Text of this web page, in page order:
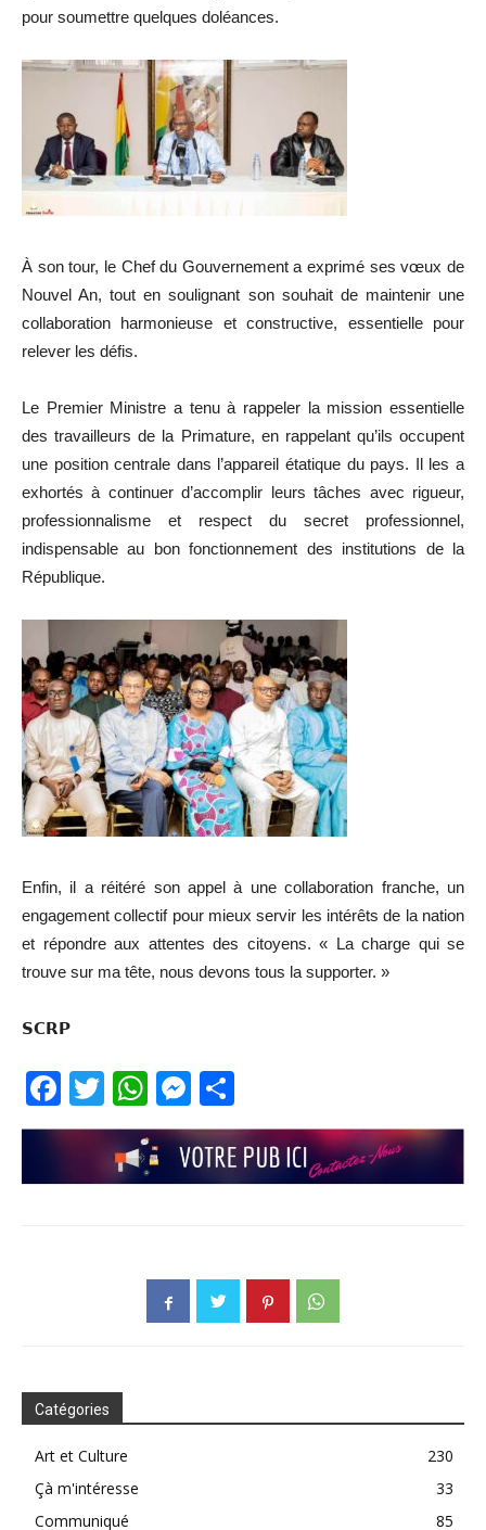
pour soumettre quelques doléances.
À son tour, le Chef du Gouvernement a exprimé ses vœux de
Nouvel An, tout en soulignant son souhait de maintenir une
collaboration harmonieuse et constructive, essentielle pour
relever les défis.
Le Premier Ministre a tenu à rappeler la mission essentielle
des travailleurs de la Primature, en rappelant qu’ils occupent
une position centrale dans l’appareil étatique du pays. Il les a
exhortés à continuer d’accomplir leurs tâches avec rigueur,
professionnalisme et respect du secret professionnel,
indispensable au bon fonctionnement des institutions de la
République.
Enfin, il a réitéré son appel à une collaboration franche, un
engagement collectif pour mieux servir les intérêts de la nation
et répondre aux attentes des citoyens. « La charge qui se
trouve sur ma tête, nous devons tous la supporter. »
𝗦𝗖𝗥𝗣
Facebook
TwitterWhatsApp
Messenger
Catégories
Art et Culture
230
Çà m'intéresse
33
Communiqué
85